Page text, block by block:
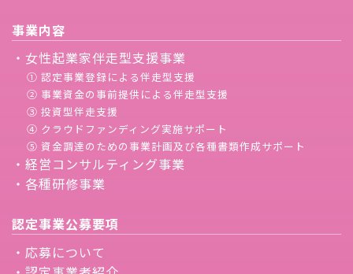
事業内容
・女性起業家伴走型支援事業
① 認定事業登録による伴走型支援
② 事業資金の事前提供による伴走型支援
③ 投資型伴走支援
④ クラウドファンディング実施サポート
⑤ 資金調達のための事業計画及び各種書類作成サポート
・経営コンサルティング事業
・各種研修事業
認定事業公募要項
・応募について